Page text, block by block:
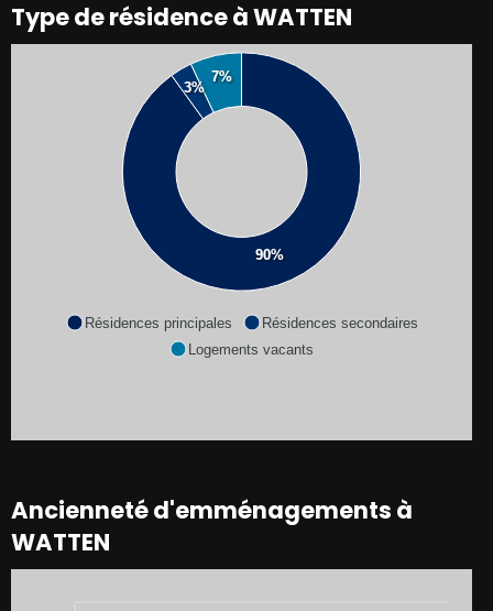
Type de résidence à WATTEN
90%
3%
7%
Résidences principales
Résidences secondaires
Logements vacants
Ancienneté d'emménagements à
WATTEN